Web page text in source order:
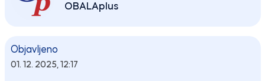
OBALAplus
Objavljeno
01. 12. 2025, 12:17